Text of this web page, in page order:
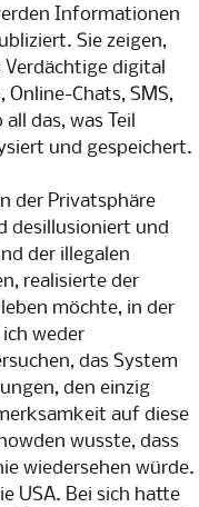
Informationen
Sie zeigen,
Verdächtige digital
Chats, SMS,
das, was Teil
und gespeichert.
der Privatsphäre
desillusioniert und
der illegalen
realisierte der
möchte, in der
weder
das System
den einzig
auf diese
wusste, dass
wiedersehen würde.
USA. Bei sich hatte